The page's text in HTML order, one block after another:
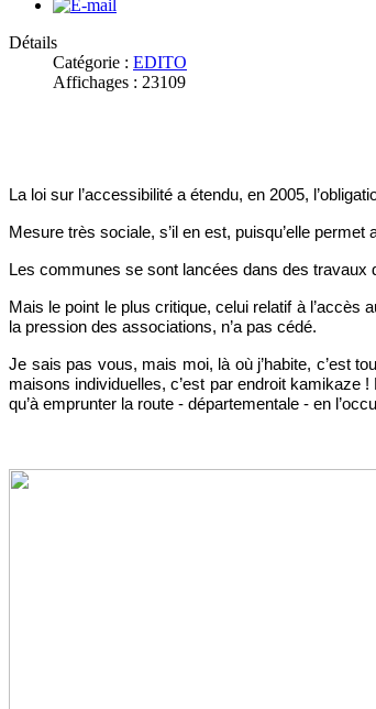
Détails
Catégorie : EDITO
Affichages : 23109
La loi sur l’accessibilité a étendu, en 2005,
Mesure très sociale, s’il en est, puisqu’elle
Les communes se sont lancées dans des travaux
Mais le point le plus critique, celui relatif à l’accès
la pression des associations, n’a pas cédé.
Je sais pas vous, mais moi, là où j’habite, c’est
maisons individuelles, c’est par endroit kamikaze
qu’à emprunter la route - départementale - en